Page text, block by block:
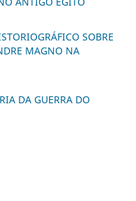
SOBRE
MAGNO NA
DA GUERRA DO